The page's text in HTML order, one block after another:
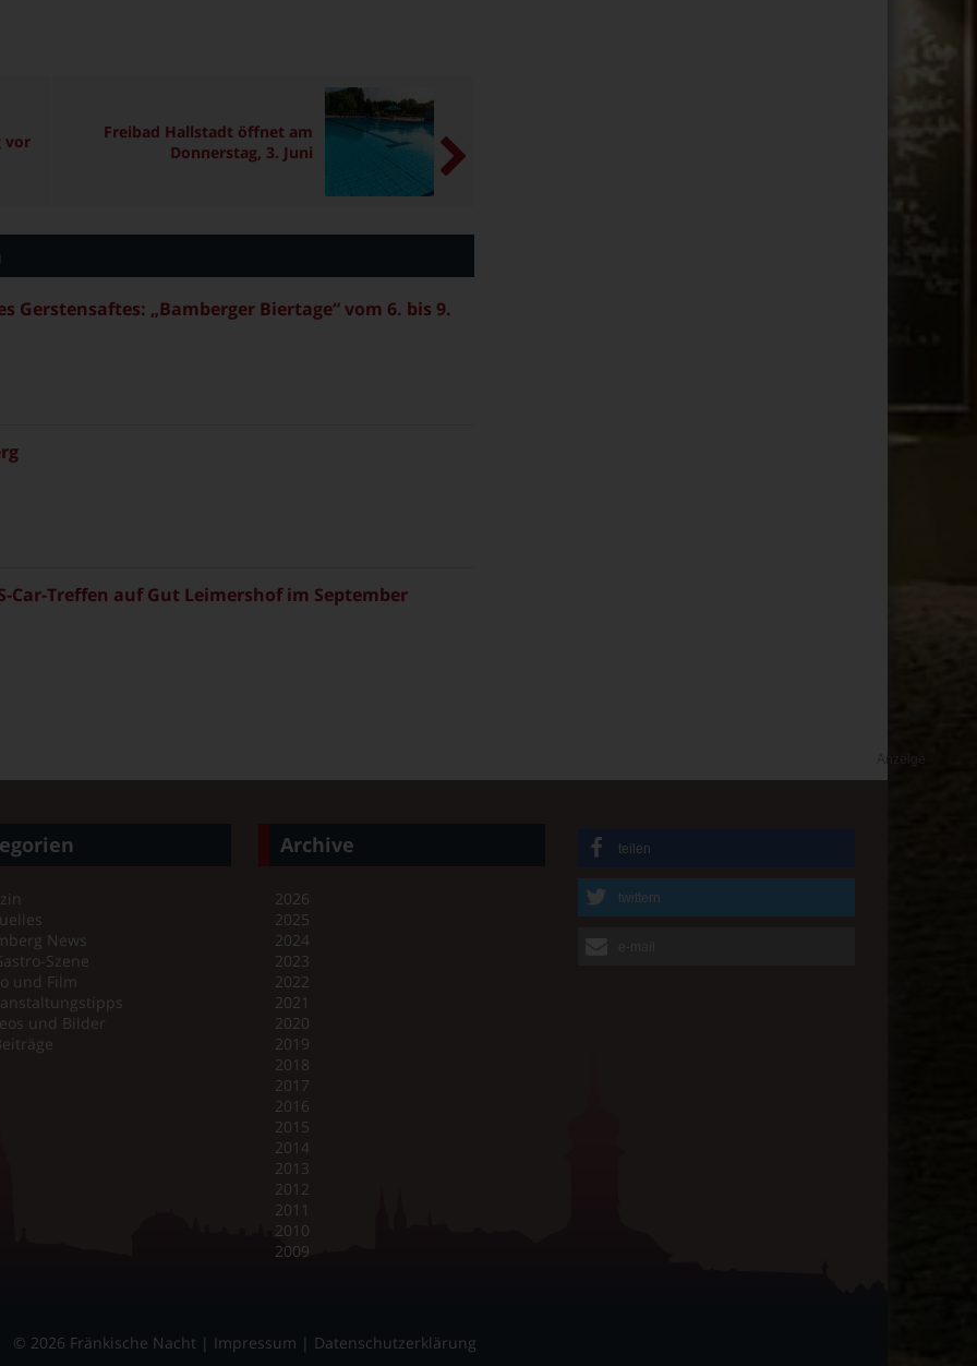
vor
Freibad Hallstadt öffnet am
Donnerstag, 3. Juni
Gerstensaftes: „Bamberger Biertage“ vom 6. bis 9.
Treffen auf Gut Leimershof im September
Anzeige
News
Szene
und Film
und Bilder
Archive
2026
2025
2024
2023
2022
2021
2020
2019
2018
2017
2016
2015
2014
2013
2012
2011
2010
2009
teilen
twittern
© 2026 Fränkische Nacht | Impressum | Datenschutzerklärung